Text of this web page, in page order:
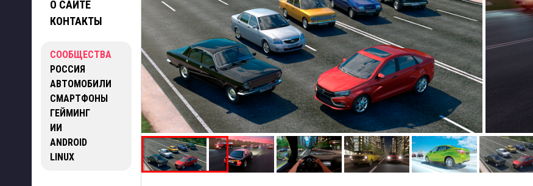
О САЙТЕ
КОНТАКТЫ
СООБЩЕСТВА
РОССИЯ
АВТОМОБИЛИ
СМАРТФОНЫ
ГЕЙМИНГ
ИИ
ANDROID
LINUX